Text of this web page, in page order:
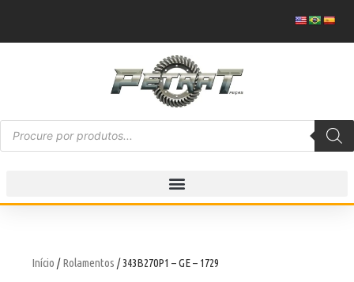
Início /Rolamentos / 343B270P1 – GE – 1729